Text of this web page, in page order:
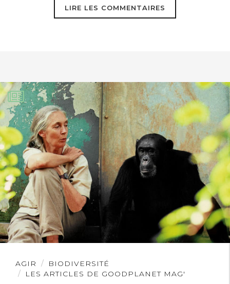
LIRE LES COMMENTAIRES
AGIR
BIODIVERSITÉ
LES ARTICLES DE GOODPLANET MAG'
Lire
l'article